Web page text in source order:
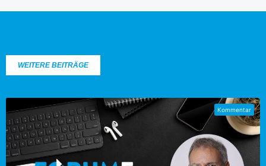
WEITERE BEITRÄGE